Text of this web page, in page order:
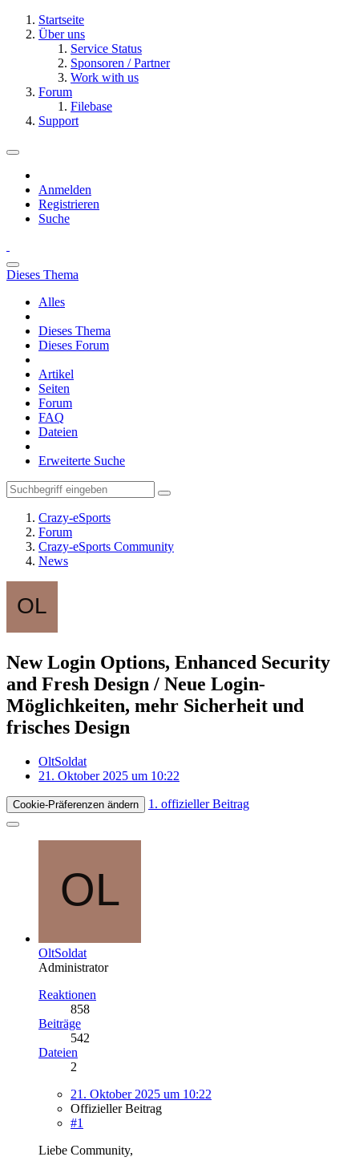
Startseite
Über uns
Service Status
Sponsoren / Partner
Work with us
Forum
Filebase
Support
Anmelden
Registrieren
Suche
Dieses Thema
Alles
Dieses Thema
Dieses Forum
Artikel
Seiten
Forum
FAQ
Dateien
Erweiterte Suche
Crazy-eSports
Forum
Crazy-eSports Community
News
New Login Options, Enhanced Security
and Fresh Design / Neue Login-
Möglichkeiten, mehr Sicherheit und
frisches Design
OltSoldat
21. Oktober 2025 um 10:22
Cookie-Präferenzen ändern 1. offizieller Beitrag
OltSoldat
Administrator
Reaktionen
858
Beiträge
542
Dateien
2
21. Oktober 2025 um 10:22
Offizieller Beitrag
#1
Liebe Community,